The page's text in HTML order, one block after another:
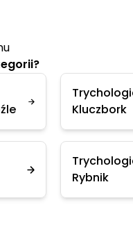
Kluczbork
Rybnik